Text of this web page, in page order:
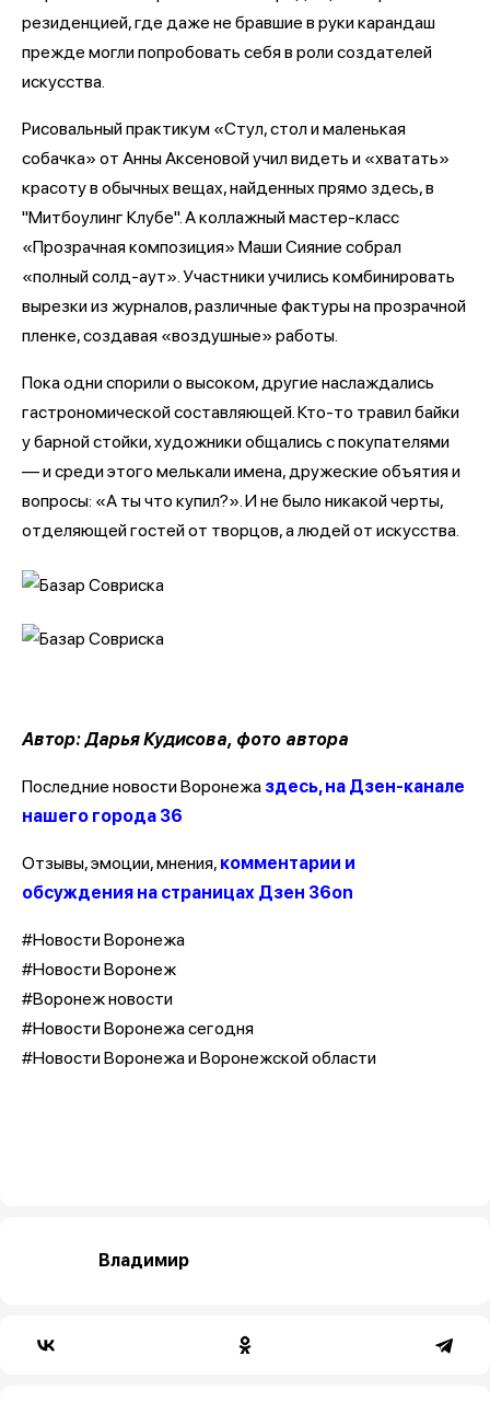
резиденцией, где даже не бравшие в руки карандаш
прежде могли попробовать себя в роли создателей
искусства.
Рисовальный практикум «Стул, стол и маленькая
собачка» от Анны Аксеновой учил видеть и «хватать»
красоту в обычных вещах, найденных прямо здесь, в
"Митбоулинг Клубе". А коллажный мастер-класс
«Прозрачная композиция» Маши Сияние собрал
«полный солд-аут». Участники учились комбинировать
вырезки из журналов, различные фактуры на прозрачной
пленке, создавая «воздушные» работы.
Пока одни спорили о высоком, другие наслаждались
гастрономической составляющей. Кто-то травил байки
у барной стойки, художники общались с покупателями
— и среди этого мелькали имена, дружеские объятия и
вопросы: «А ты что купил?». И не было никакой черты,
отделяющей гостей от творцов, а людей от искусства.
Автор: Дарья Кудисова, фото автора
Последние новости Воронежа здесь, на Дзен-канале
нашего города 36
Отзывы, эмоции, мнения, комментарии и
обсуждения на страницах Дзен 36on
#Новости Воронежа
#Новости Воронеж
#Воронеж новости
#Новости Воронежа сегодня
#Новости Воронежа и Воронежской области
Владимир